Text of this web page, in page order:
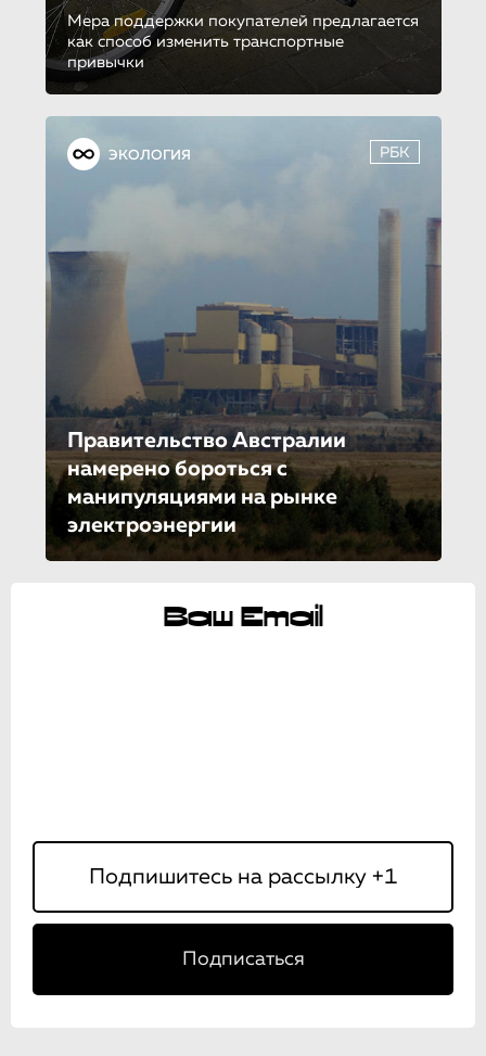
Мера поддержки покупателей предлагается
как способ изменить транспортные
привычки
ЭКОЛОГИЯ РБК
Правительство Австралии
намерено бороться с
манипуляциями на рынке
электроэнергии
Ваш Email
Подписаться